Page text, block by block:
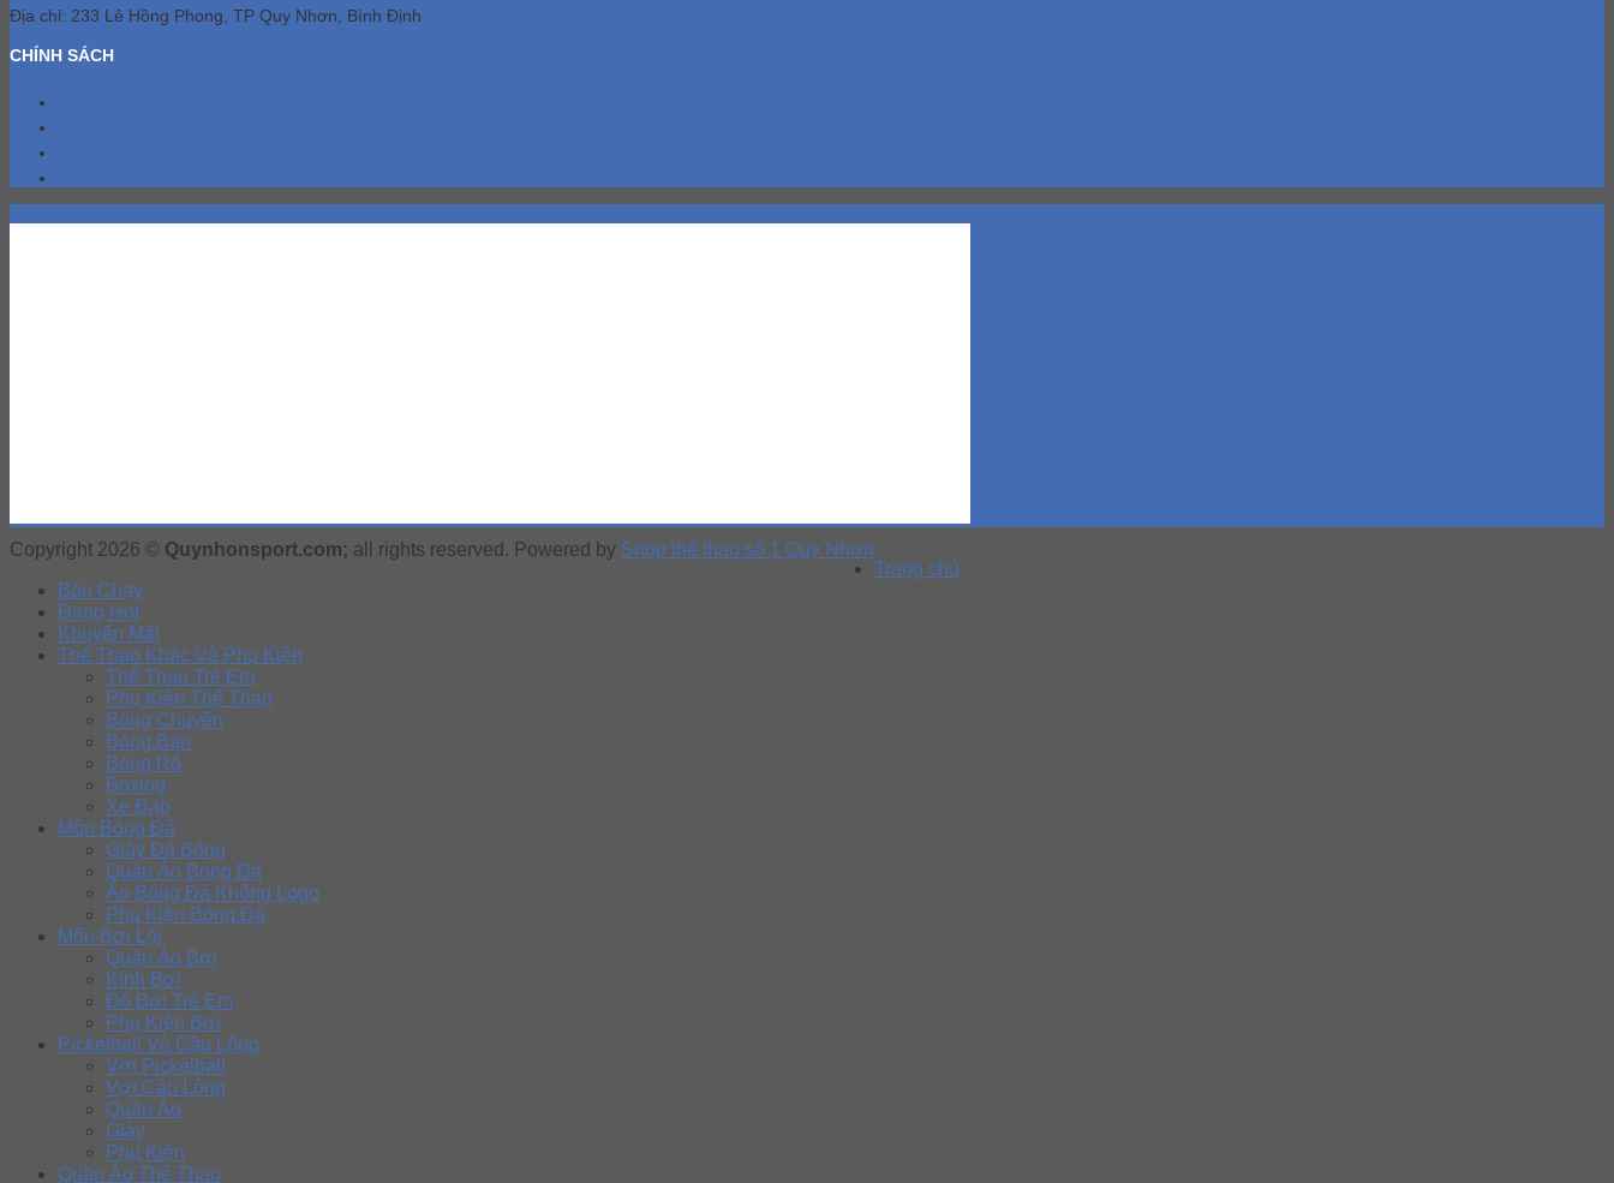
Địa chỉ: 233 Lê Hồng Phong, TP Quy Nhơn, Bình Định
CHÍNH SÁCH
Copyright 2026 © Quynhonsport.com; all rights reserved. Powered by Shop thể thao số 1 Quy Nhơn
Trang chủ
Bán Chạy
Đang Hot
Khuyến Mãi
Thể Thao Khác Và Phụ Kiện
Thể Thao Trẻ Em
Phụ Kiện Thể Thao
Bóng Chuyền
Bóng Bàn
Bóng Rổ
Boxing
Xe Đạp
Môn Bóng Đá
Giày Đá Bóng
Quần Áo Bóng Đá
Áo Bóng Đá Không Logo
Phụ Kiện Bóng Đá
Môn Bơi Lội
Quần Áo Bơi
Kính Bơi
Đồ Bơi Trẻ Em
Phụ Kiện Bơi
Pickelball Và Cầu Lông
Vợt Pickelball
Vợt Cầu Lông
Quần Áo
Giày
Phụ Kiện
Quần Áo Thể Thao